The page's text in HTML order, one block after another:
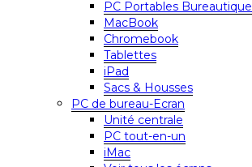
PC Portables Bureautique
MacBook
Chromebook
Tablettes
iPad
Sacs & Housses
PC de bureau-Ecran
Unité centrale
PC tout-en-un
iMac